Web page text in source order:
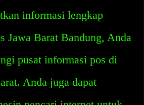
informasi lengkap
Jawa Barat Bandung, Anda
pusat informasi pos di
Anda juga dapat